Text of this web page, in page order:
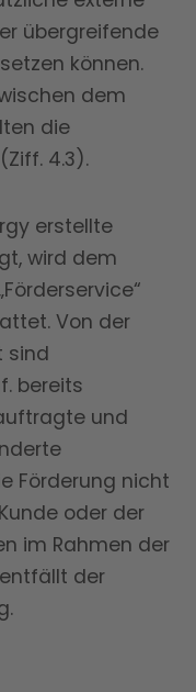
übergreifende
können.
dem
die
4.3).
erstellte
wird dem
Von der
sind
bereits
und
Förderung nicht
oder der
im Rahmen der
der